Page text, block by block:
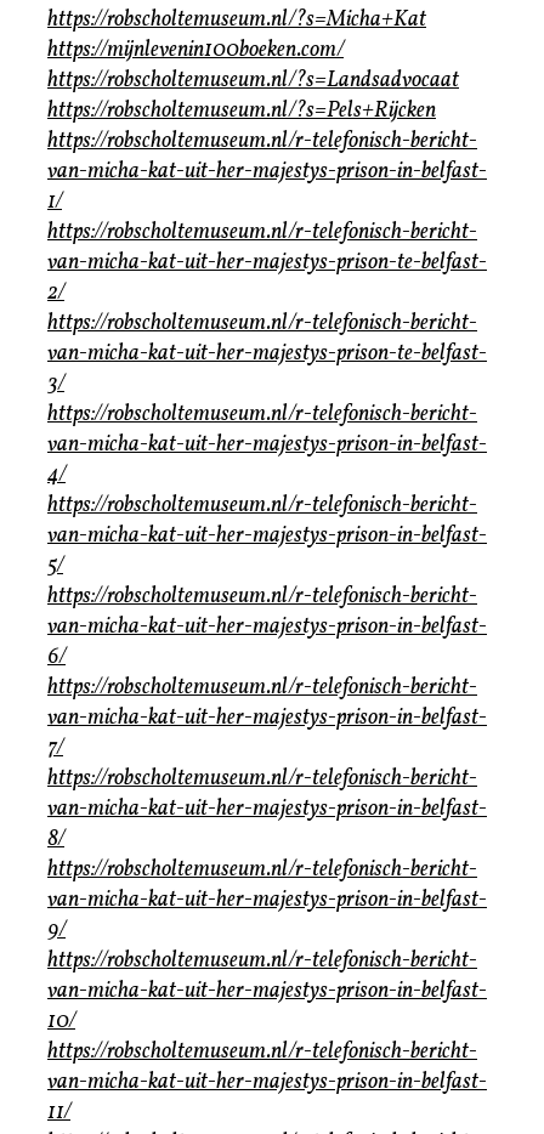
https://robscholtemuseum.nl/?s=Micha+Kat
https://mijnlevenin100boeken.com/
https://robscholtemuseum.nl/?s=Landsadvocaat
https://robscholtemuseum.nl/?s=Pels+Rijcken
https://robscholtemuseum.nl/r-telefonisch-bericht-
van-micha-kat-uit-her-majestys-prison-in-belfast-
1/
https://robscholtemuseum.nl/r-telefonisch-bericht-
van-micha-kat-uit-her-majestys-prison-te-belfast-
2/
https://robscholtemuseum.nl/r-telefonisch-bericht-
van-micha-kat-uit-her-majestys-prison-te-belfast-
3/
https://robscholtemuseum.nl/r-telefonisch-bericht-
van-micha-kat-uit-her-majestys-prison-in-belfast-
4/
https://robscholtemuseum.nl/r-telefonisch-bericht-
van-micha-kat-uit-her-majestys-prison-in-belfast-
5/
https://robscholtemuseum.nl/r-telefonisch-bericht-
van-micha-kat-uit-her-majestys-prison-in-belfast-
6/
https://robscholtemuseum.nl/r-telefonisch-bericht-
van-micha-kat-uit-her-majestys-prison-in-belfast-
7/
https://robscholtemuseum.nl/r-telefonisch-bericht-
van-micha-kat-uit-her-majestys-prison-in-belfast-
8/
https://robscholtemuseum.nl/r-telefonisch-bericht-
van-micha-kat-uit-her-majestys-prison-in-belfast-
9/
https://robscholtemuseum.nl/r-telefonisch-bericht-
van-micha-kat-uit-her-majestys-prison-in-belfast-
10/
https://robscholtemuseum.nl/r-telefonisch-bericht-
van-micha-kat-uit-her-majestys-prison-in-belfast-
11/